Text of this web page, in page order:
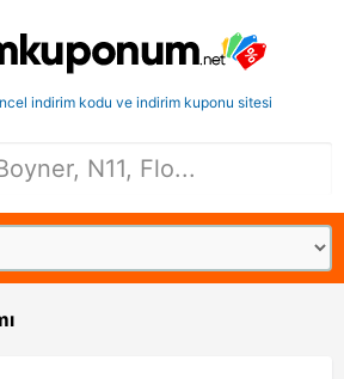
indirim kodu ve indirim kuponu sitesi